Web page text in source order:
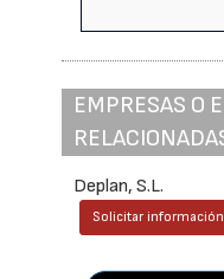
EMPRESAS O
Deplan, S.L.
Solicitar información